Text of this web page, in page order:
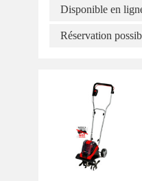
Disponible en
Réservation